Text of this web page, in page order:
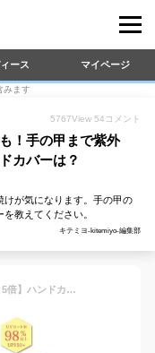
ース マイページ
みます
5767View 54 コメント
！手の甲まで紫外
カバーは？
けが気になります。手の甲の
教えてください。
キテミヨ-kitemiyo-編集部
【先着50枚クーポン父の日】【ポイント5倍】ハンドカバー【男性用サイズM・L】 uvカット グローブ 手の甲 カバー 手袋 アームカバー uv メンズ ショート 日よけ ブラック 手の平オープン 滑らない ゴルフ 釣り テニス 日焼け防止 ホワイトビューティー WhB プレゼント